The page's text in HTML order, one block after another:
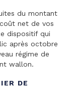
du montant
net de vos
dispositif qui
après octobre
régime de
wallon.
DE